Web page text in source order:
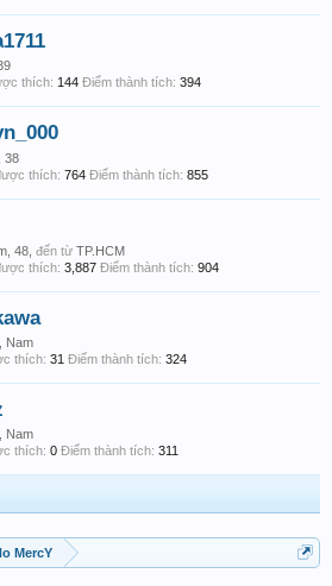
thích: 144 Điểm thành tích: 394
38
thích: 764 Điểm thành tích: 855
48, đến từ TP.HCM
thích: 3,887 Điểm thành tích: 904
, Nam
thích: 31 Điểm thành tích: 324
, Nam
thích: 0 Điểm thành tích: 311
MercY